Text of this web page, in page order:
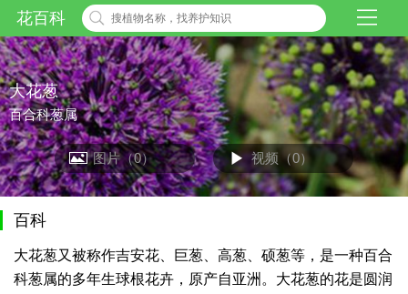
花百科
大花葱
百合科葱属
图片（0） 视频（0）
百科
大花葱又被称作吉安花、巨葱、高葱、硕葱等，是一种百合
科葱属的多年生球根花卉，原产自亚洲。大花葱的花是圆润